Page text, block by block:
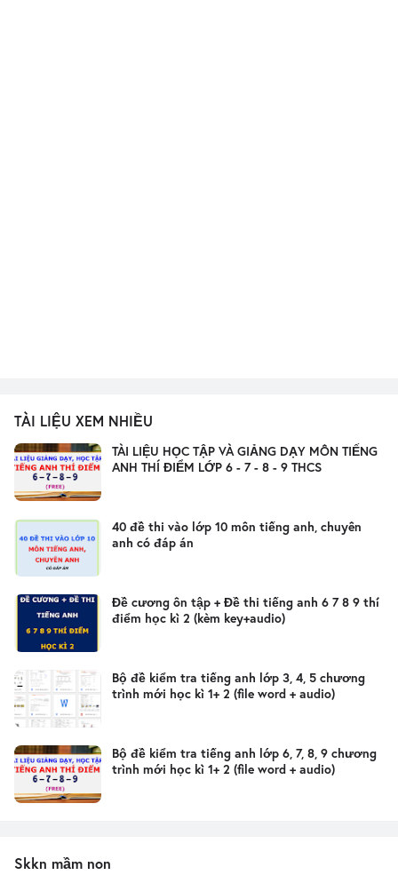
TÀI LIỆU XEM NHIỀU
TÀI LIỆU HỌC TẬP VÀ GIẢNG DẠY MÔN TIẾNG
ANH THÍ ĐIỂM LỚP 6 - 7 - 8 - 9 THCS
40 đề thi vào lớp 10 môn tiếng anh, chuyên
anh có đáp án
Đề cương ôn tập + Đề thi tiếng anh 6 7 8 9 thí
điểm học kì 2 (kèm key+audio)
Bộ đề kiểm tra tiếng anh lớp 3, 4, 5 chương
trình mới học kì 1+ 2 (file word + audio)
Bộ đề kiểm tra tiếng anh lớp 6, 7, 8, 9 chương
trình mới học kì 1+ 2 (file word + audio)
Skkn mầm non